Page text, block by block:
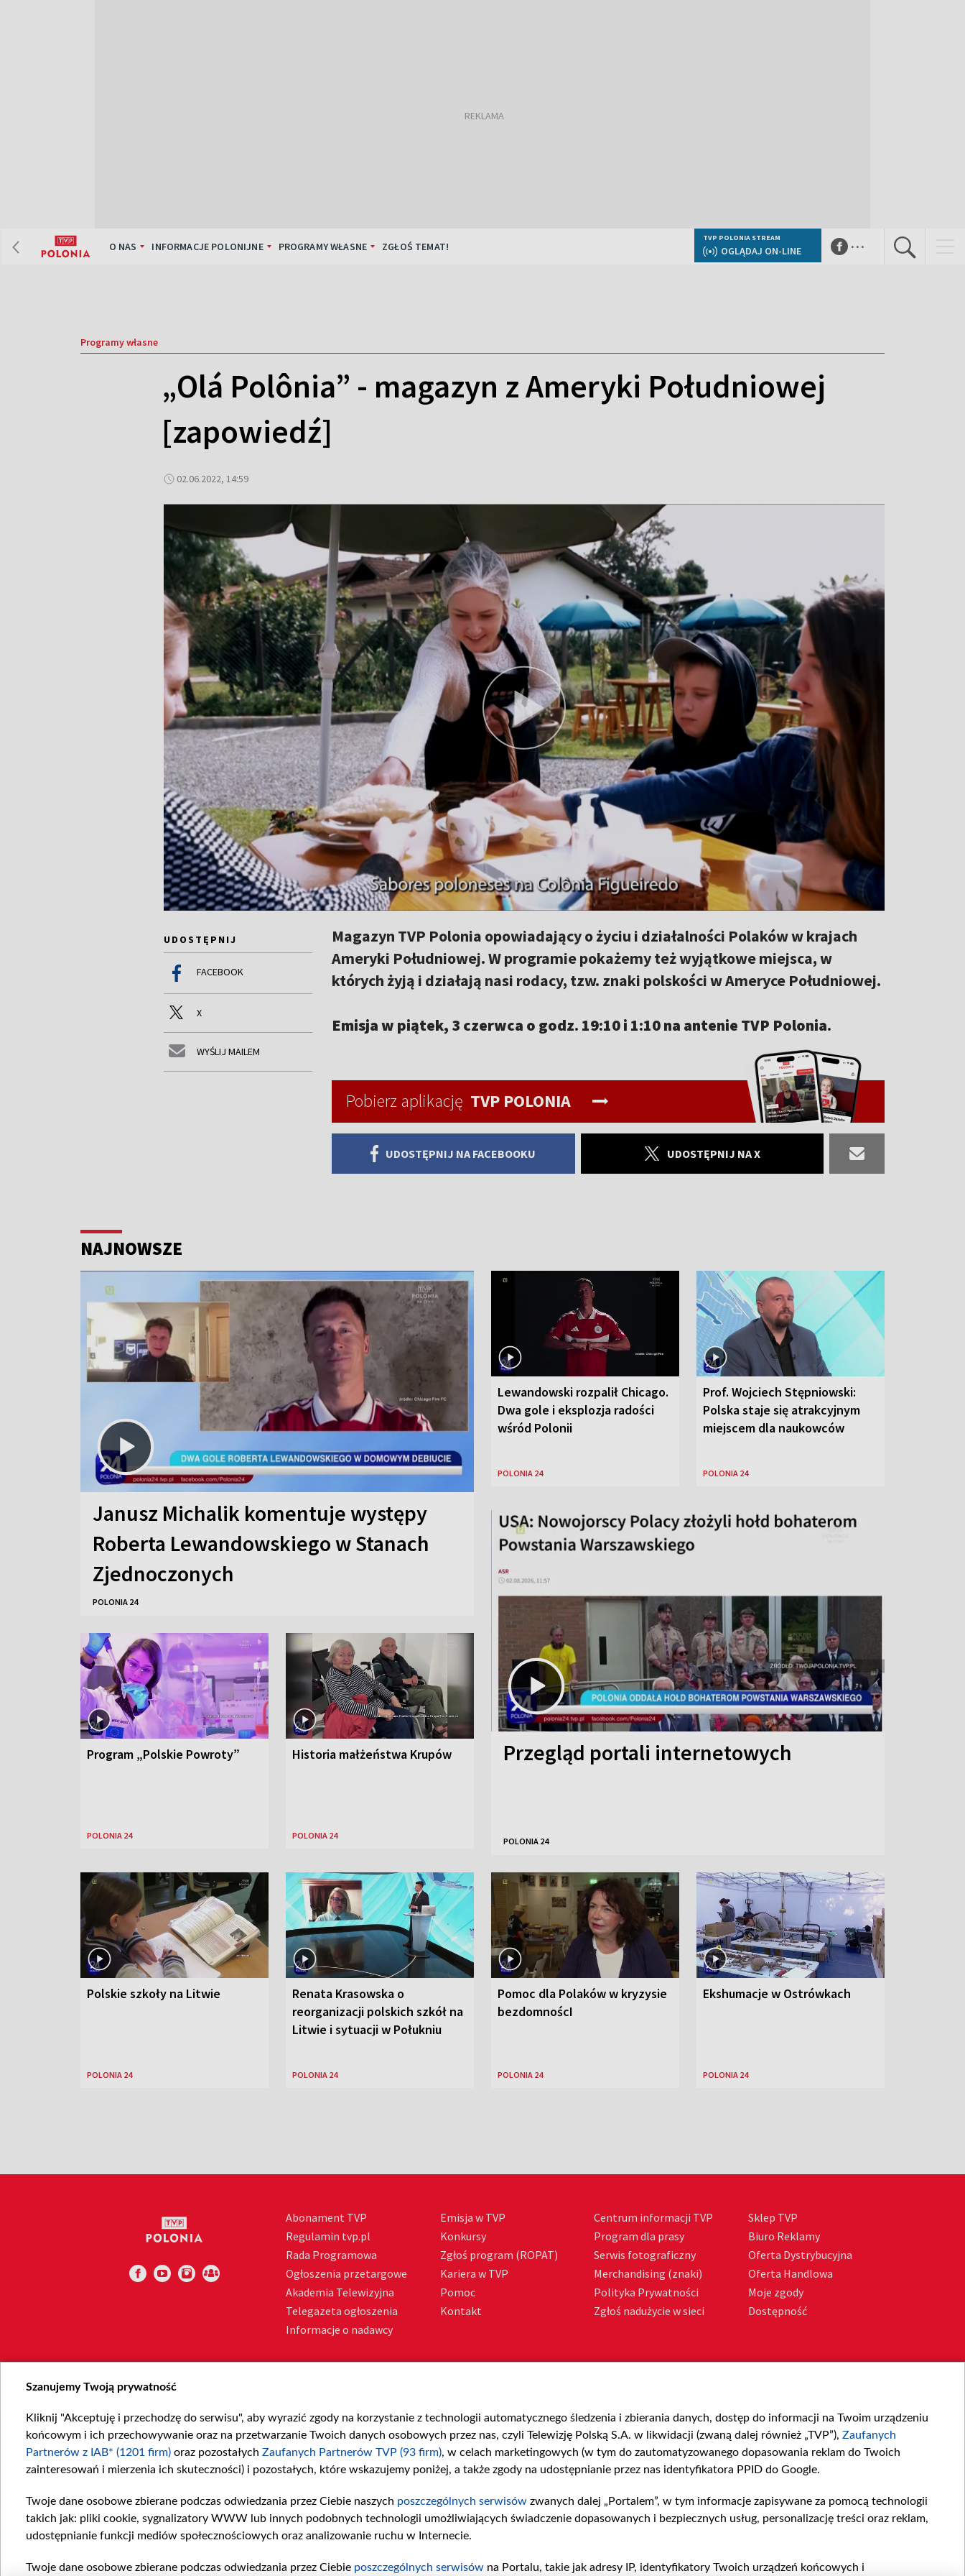
O NAS INFORMACJE POLONIJNE PROGRAMY WŁASNE ZGŁOŚ TEMAT!
TVP POLONIA STREAM
OGLĄDAJ ON-LINE ...
Programy własne
„Olá Polônia” - magazyn z Ameryki Południowej
[zapowiedź]
02.06.2022, 14:59
UDOSTĘPNIJ
FACEBOOK
X
WYŚLIJ MAILEM
Magazyn TVP Polonia opowiadający o życiu i działalności Polaków w krajach
Ameryki Południowej. W programie pokażemy też wyjątkowe miejsca, w
których żyją i działają nasi rodacy, tzw. znaki polskości w Ameryce Południowej.
Emisja w piątek, 3 czerwca o godz. 19:10 i 1:10 na antenie TVP Polonia.
Pobierz aplikację TVP POLONIA
UDOSTĘPNIJ NA FACEBOOKU UDOSTĘPNIJ NA X
NAJNOWSZE
Janusz Michalik komentuje występy
Roberta Lewandowskiego w Stanach
Zjednoczonych
POLONIA 24
Lewandowski rozpalił Chicago.
Dwa gole i eksplozja radości
wśród Polonii
POLONIA 24
Prof. Wojciech Stępniowski:
Polska staje się atrakcyjnym
miejscem dla naukowców
POLONIA 24
Program „Polskie Powroty”
POLONIA 24
Historia małżeństwa Krupów
POLONIA 24
Przegląd portali internetowych
POLONIA 24
Polskie szkoły na Litwie
POLONIA 24
Renata Krasowska o
reorganizacji polskich szkół na
Litwie i sytuacji w Połukniu
POLONIA 24
Pomoc dla Polaków w kryzysie
bezdomnoścI
POLONIA 24
Ekshumacje w Ostrówkach
POLONIA 24
Abonament TVP
Regulamin tvp.pl
Rada Programowa
Ogłoszenia przetargowe
Akademia Telewizyjna
Telegazeta ogłoszenia
Informacje o nadawcy
Emisja w TVP
Konkursy
Zgłoś program (ROPAT)
Kariera w TVP
Pomoc
Kontakt
Centrum informacji TVP
Program dla prasy
Serwis fotograficzny
Merchandising (znaki)
Polityka Prywatności
Zgłoś nadużycie w sieci
Sklep TVP
Biuro Reklamy
Oferta Dystrybucyjna
Oferta Handlowa
Moje zgody
Dostępność
Szanujemy Twoją prywatność
Kliknij "Akceptuję i przechodzę do serwisu", aby wyrazić zgody na korzystanie z technologii automatycznego śledzenia i zbierania danych, dostęp do informacji na Twoim urządzeniu
końcowym i ich przechowywanie oraz na przetwarzanie Twoich danych osobowych przez nas, czyli Telewizję Polską S.A. w likwidacji (zwaną dalej również „TVP”), Zaufanych
Partnerów z IAB* (1201 firm) oraz pozostałych Zaufanych Partnerów TVP (93 firm), w celach marketingowych (w tym do zautomatyzowanego dopasowania reklam do Twoich
zainteresowań i mierzenia ich skuteczności) i pozostałych, które wskazujemy poniżej, a także zgody na udostępnianie przez nas identyfikatora PPID do Google.
Twoje dane osobowe zbierane podczas odwiedzania przez Ciebie naszych poszczególnych serwisów zwanych dalej „Portalem”, w tym informacje zapisywane za pomocą technologii
takich jak: pliki cookie, sygnalizatory WWW lub innych podobnych technologii umożliwiających świadczenie dopasowanych i bezpiecznych usług, personalizację treści oraz reklam,
udostępnianie funkcji mediów społecznościowych oraz analizowanie ruchu w Internecie.
Twoje dane osobowe zbierane podczas odwiedzania przez Ciebie poszczególnych serwisów na Portalu, takie jak adresy IP, identyfikatory Twoich urządzeń końcowych i